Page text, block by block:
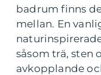
badrum finns
mellan. En
såsom trä, sten
avkopplande